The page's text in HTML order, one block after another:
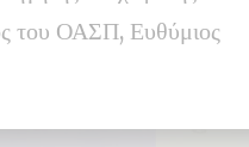
του ΟΑΣΠ, Ευθύμιος